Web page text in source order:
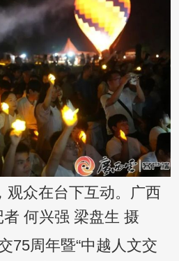
众在台下互动。广西
何兴强 梁盘生 摄
周年暨“中越人文交